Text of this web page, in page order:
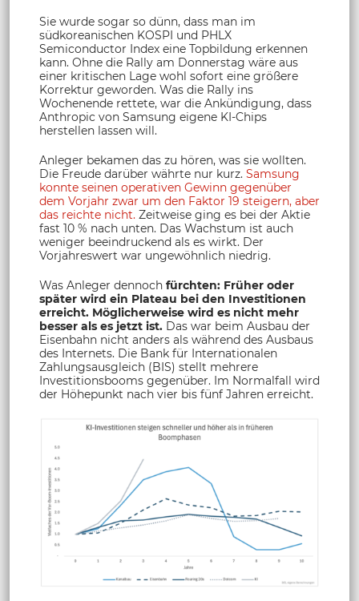
Sie wurde sogar so dünn, dass man im
südkoreanischen KOSPI und PHLX
Semiconductor Index eine Topbildung erkennen
kann. Ohne die Rally am Donnerstag wäre aus
einer kritischen Lage wohl sofort eine größere
Korrektur geworden. Was die Rally ins
Wochenende rettete, war die Ankündigung, dass
Anthropic von Samsung eigene KI-Chips
herstellen lassen will.
Anleger bekamen das zu hören, was sie wollten.
Die Freude darüber währte nur kurz. Samsung
konnte seinen operativen Gewinn gegenüber
dem Vorjahr zwar um den Faktor 19 steigern, aber
das reichte nicht. Zeitweise ging es bei der Aktie
fast 10 % nach unten. Das Wachstum ist auch
weniger beeindruckend als es wirkt. Der
Vorjahreswert war ungewöhnlich niedrig.
Was Anleger dennoch fürchten: Früher oder
später wird ein Plateau bei den Investitionen
erreicht. Möglicherweise wird es nicht mehr
besser als es jetzt ist. Das war beim Ausbau der
Eisenbahn nicht anders als während des Ausbaus
des Internets. Die Bank für Internationalen
Zahlungsausgleich (BIS) stellt mehrere
Investitionsbooms gegenüber. Im Normalfall wird
der Höhepunkt nach vier bis fünf Jahren erreicht.